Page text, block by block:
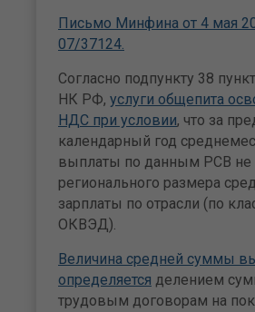
Письмо Минфина от 4 мая
07/37124.
Согласно подпункту 38
НК РФ, услуги общепита
НДС при условии, что за
календарный год
выплаты по данным РСВ не
регионального размера
зарплаты по отрасли (по
ОКВЭД).
Величина средней суммы
определяется делением
трудовым договорам на